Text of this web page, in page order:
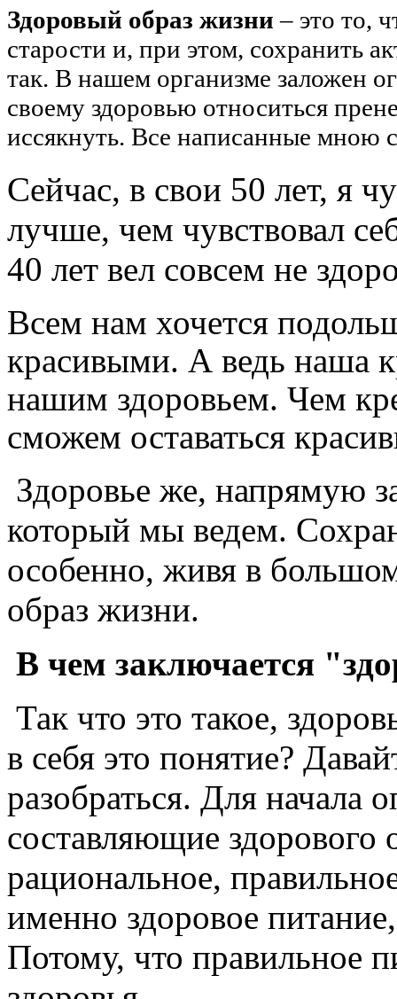
Здоровый образ жизни – это то,
старости и, при этом, сохранить
так. В нашем организме заложен
своему здоровью относиться
иссякнуть. Все написанные мною
Сейчас, в свои 50 лет, я
лучше, чем чувствовал
40 лет вел совсем не
Всем нам хочется
красивыми. А ведь наша
нашим здоровьем. Чем
сможем оставаться
Здоровье же, напрямую
который мы ведем.
особенно, живя в
образ жизни.
В чем заключается
Так что это такое,
в себя это понятие?
разобраться. Для начала
составляющие
рациональное,
именно здоровое
Потому, что правильное